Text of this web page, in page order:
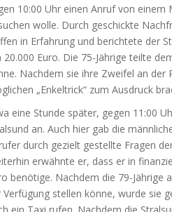
10:00 Uhr einen Anruf von einem
wolle. Durch geschickte
in Erfahrung und berichtete der
20.000 Euro. Die 75-Jährige teilte
Nachdem sie ihre Zweifel an der
„Enkeltrick“ zum Ausdruck
eine Stunde später, gegen 11:00
an. Auch hier gab die
durch gezielt gestellte Fragen
erwähnte er, dass er in
benötige. Nachdem die 79-Jährige
Verfügung stellen könne, wurde sie